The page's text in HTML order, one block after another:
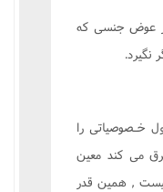
عوض جنسى که
خـصوصياتى را
مى کند معين
, همين قدر